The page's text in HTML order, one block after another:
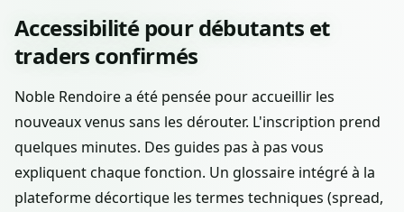
Accessibilité pour débutants et
traders confirmés
Noble Rendoire a été pensée pour accueillir les
nouveaux venus sans les dérouter. L'inscription prend
quelques minutes. Des guides pas à pas vous
expliquent chaque fonction. Un glossaire intégré à la
plateforme décortique les termes techniques (spread,